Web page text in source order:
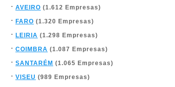
AVEIRO (1.612 Empresas)
FARO (1.320 Empresas)
LEIRIA (1.298 Empresas)
COIMBRA (1.087 Empresas)
SANTARÉM (1.065 Empresas)
VISEU (989 Empresas)